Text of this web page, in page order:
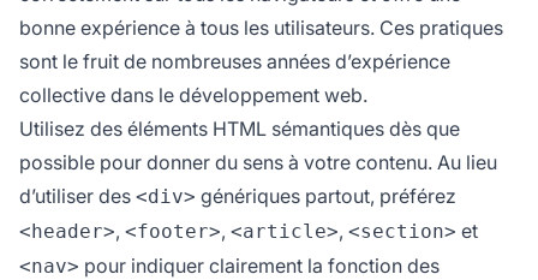
bonne expérience à tous les utilisateurs. Ces pratiques
sont le fruit de nombreuses années d’expérience
collective dans le développement web.
Utilisez des éléments HTML sémantiques dès que
possible pour donner du sens à votre contenu. Au lieu
d’utiliser des <div> génériques partout, préférez
<header>, <footer>, <article>, <section> et
<nav> pour indiquer clairement la fonction des